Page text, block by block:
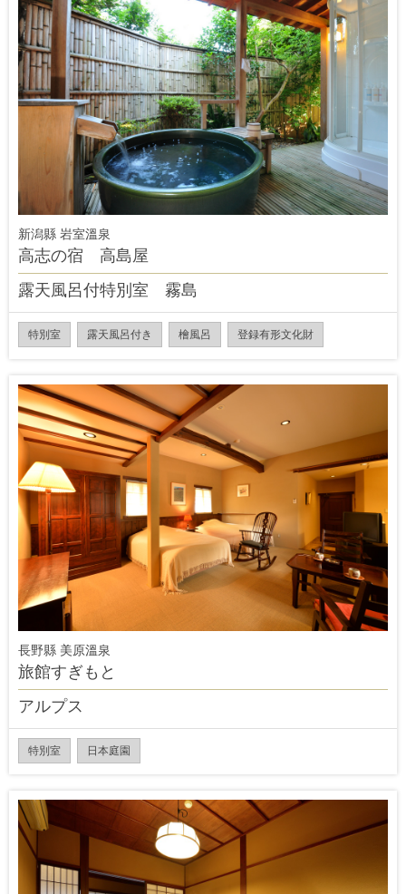
新潟縣 岩室溫泉
高志の宿 高島屋
露天風呂付特別室 霧島
特別室 露天風呂付き 檜風呂 登録有形文化財
長野縣 美原溫泉
旅館すぎもと
アルプス
特別室 日本庭園